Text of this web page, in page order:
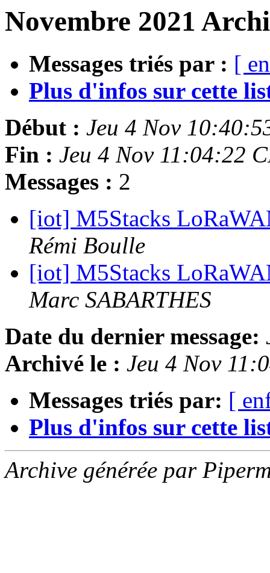
Novembre 2021
Messages triés par : [
Plus d'infos sur cette
Début : Jeu 4 Nov
Fin : Jeu 4 Nov 11:04:22
Messages : 2
[iot] M5Stacks
Rémi Boulle
[iot] M5Stacks
Marc SABARTHES
Date du dernier message:
Archivé le : Jeu 4 Nov
Messages triés par: [
Plus d'infos sur cette
Archive générée par